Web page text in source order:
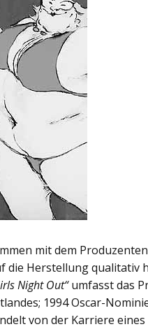
mit dem
die Herstellung
Night Out“umfasst das
1994 Oscar-
von der Karriere